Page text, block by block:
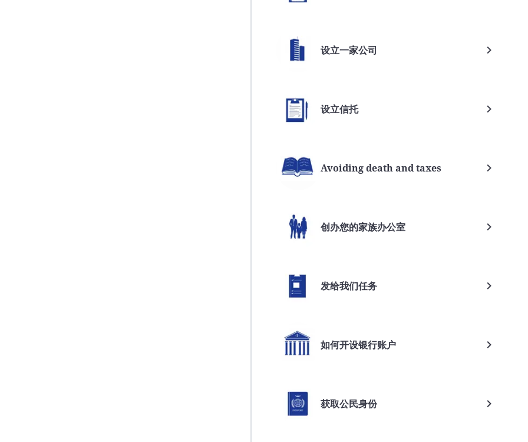
设立一家公司
设立信托
Avoiding death and taxes
创办您的家族办公室
发给我们任务
如何开设银行账户
获取公民身份